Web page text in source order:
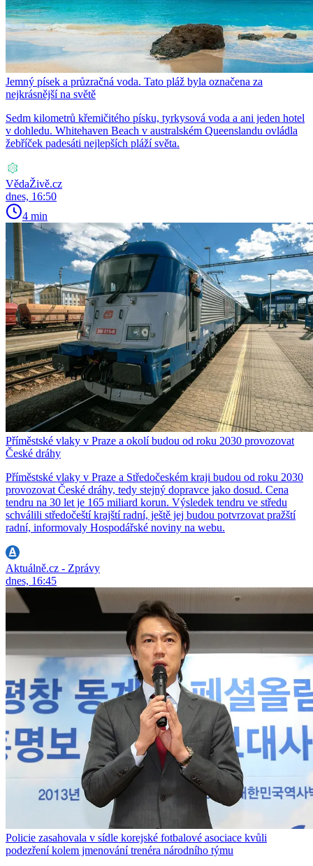
Jemný písek a průzračná voda. Tato pláž byla označena za
nejkrásnější na světě
Sedm kilometrů křemičitého písku, tyrkysová voda a ani jeden hotel
v dohledu. Whitehaven Beach v australském Queenslandu ovládla
žebříček padesáti nejlepších pláží světa.
VědaŽivě.cz
dnes, 16:50
4 min
Příměstské vlaky v Praze a okolí budou od roku 2030 provozovat
České dráhy
Příměstské vlaky v Praze a Středočeském kraji budou od roku 2030
provozovat České dráhy, tedy stejný dopravce jako dosud. Cena
tendru na 30 let je 165 miliard korun. Výsledek tendru ve středu
schválili středočeští krajští radní, ještě jej budou potvrzovat pražští
radní, informovaly Hospodářské noviny na webu.
Aktuálně.cz - Zprávy
dnes, 16:45
Policie zasahovala v sídle korejské fotbalové asociace kvůli
podezření kolem jmenování trenéra národního týmu